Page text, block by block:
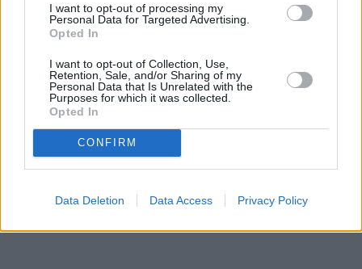
I want to opt-out of processing my
Personal Data for Targeted Advertising.
Opted In
I want to opt-out of Collection, Use,
Retention, Sale, and/or Sharing of my
Personal Data that Is Unrelated with the
Purposes for which it was collected.
Opted In
CONFIRM
Data Deletion Data Access Privacy Policy